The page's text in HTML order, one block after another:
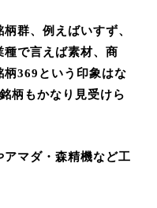
群、例えばいすず、
種で言えば素材、商
柄369という印象はな
柄もかなり見受けら
マダ・森精機など工